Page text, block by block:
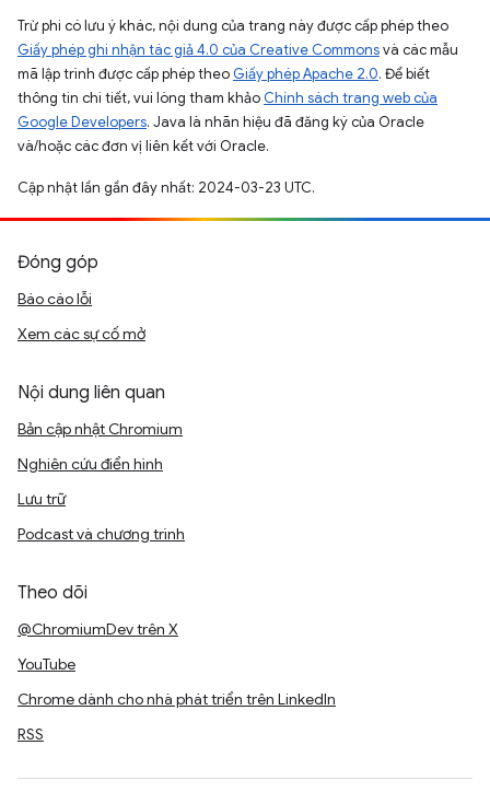
Trừ phi có lưu ý khác, nội dung của trang này được cấp phép theo
Giấy phép ghi nhận tác giả 4.0 của Creative Commonsvà các mẫu
mã lập trình được cấp phép theo Giấy phép Apache 2.0. Để biết
thông tin chi tiết, vui lòng tham khảo Chính sách trang web của
Google Developers. Java là nhãn hiệu đã đăng ký của Oracle
và/hoặc các đơn vị liên kết với Oracle.
Cập nhật lần gần đây nhất: 2024-03-23 UTC.
Đóng góp
Báo cáo lỗi
Xem các sự cố mở
Nội dung liên quan
Bản cập nhật Chromium
Nghiên cứu điển hình
Lưu trữ
Podcast và chương trình
Theo dõi
@ChromiumDev trên X
YouTube
Chrome dành cho nhà phát triển trên LinkedIn
RSS